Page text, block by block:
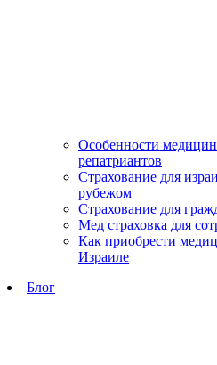
Особенности
репатриантов
Страхование для
рубежом
Страхование для
Мед страховка для
Как приобрести
Израиле
Блог